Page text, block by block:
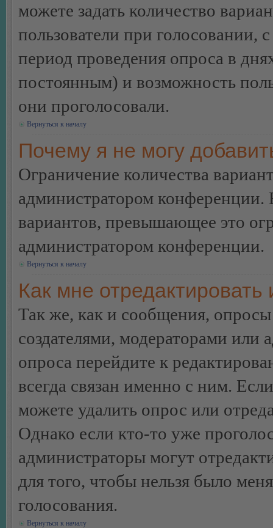
можете задать количество
пользователи при
период проведения опроса в
постоянным) и возможность
они проголосовали.
Вернуться к началу
Почему я не могу
Ограничение количества
администратором конференции.
вариантов, превышающее это
администратором конференции.
Вернуться к началу
Как мне
Так же, как и сообщения, опросы
создателями, модераторами или
опроса перейдите к
всегда связан именно с ним.
можете удалить опрос или
Однако если кто-то уже
администраторы могут
для того, чтобы нельзя было
голосования.
Вернуться к началу